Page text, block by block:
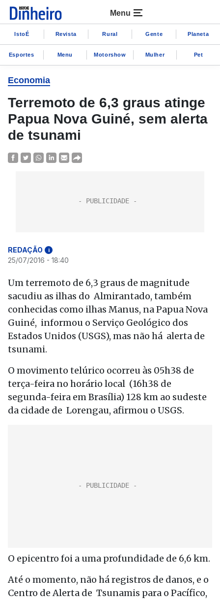
Menu
IstoÉ Revista Rural Gente Planeta
Esportes Menu Motorshow Mulher Pet
Economia
Terremoto de 6,3 graus atinge
Papua Nova Guiné, sem alerta
de tsunami
REDAÇÃO i
25/07/2016 - 18:40
Um terremoto de 6,3 graus de magnitude
sacudiu as ilhas do Almirantado, também
conhecidas como ilhas Manus, na Papua Nova
Guiné, informou o Serviço Geológico dos
Estados Unidos (USGS), mas não há alerta de
tsunami.
O movimento telúrico ocorreu às 05h38 de
terça-feira no horário local (16h38 de
segunda-feira em Brasília) 128 km ao sudeste
da cidade de Lorengau, afirmou o USGS.
O epicentro foi a uma profundidade de 6,6 km.
Até o momento, não há registros de danos, e o
Centro de Alerta de Tsunamis para o Pacífico,